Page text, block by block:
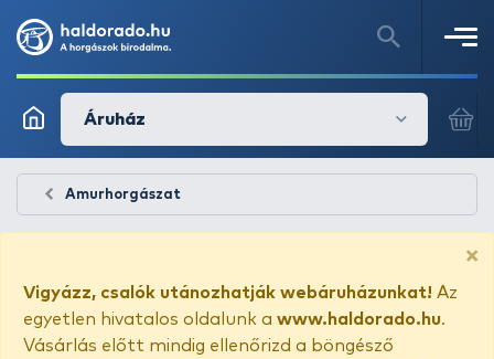
Áruház
Amurhorgászat
×
Vigyázz, csalók utánozhatják webáruházunkat! Az
egyetlen hivatalos oldalunk a www.haldorado.hu.
Vásárlás előtt mindig ellenőrizd a böngésző